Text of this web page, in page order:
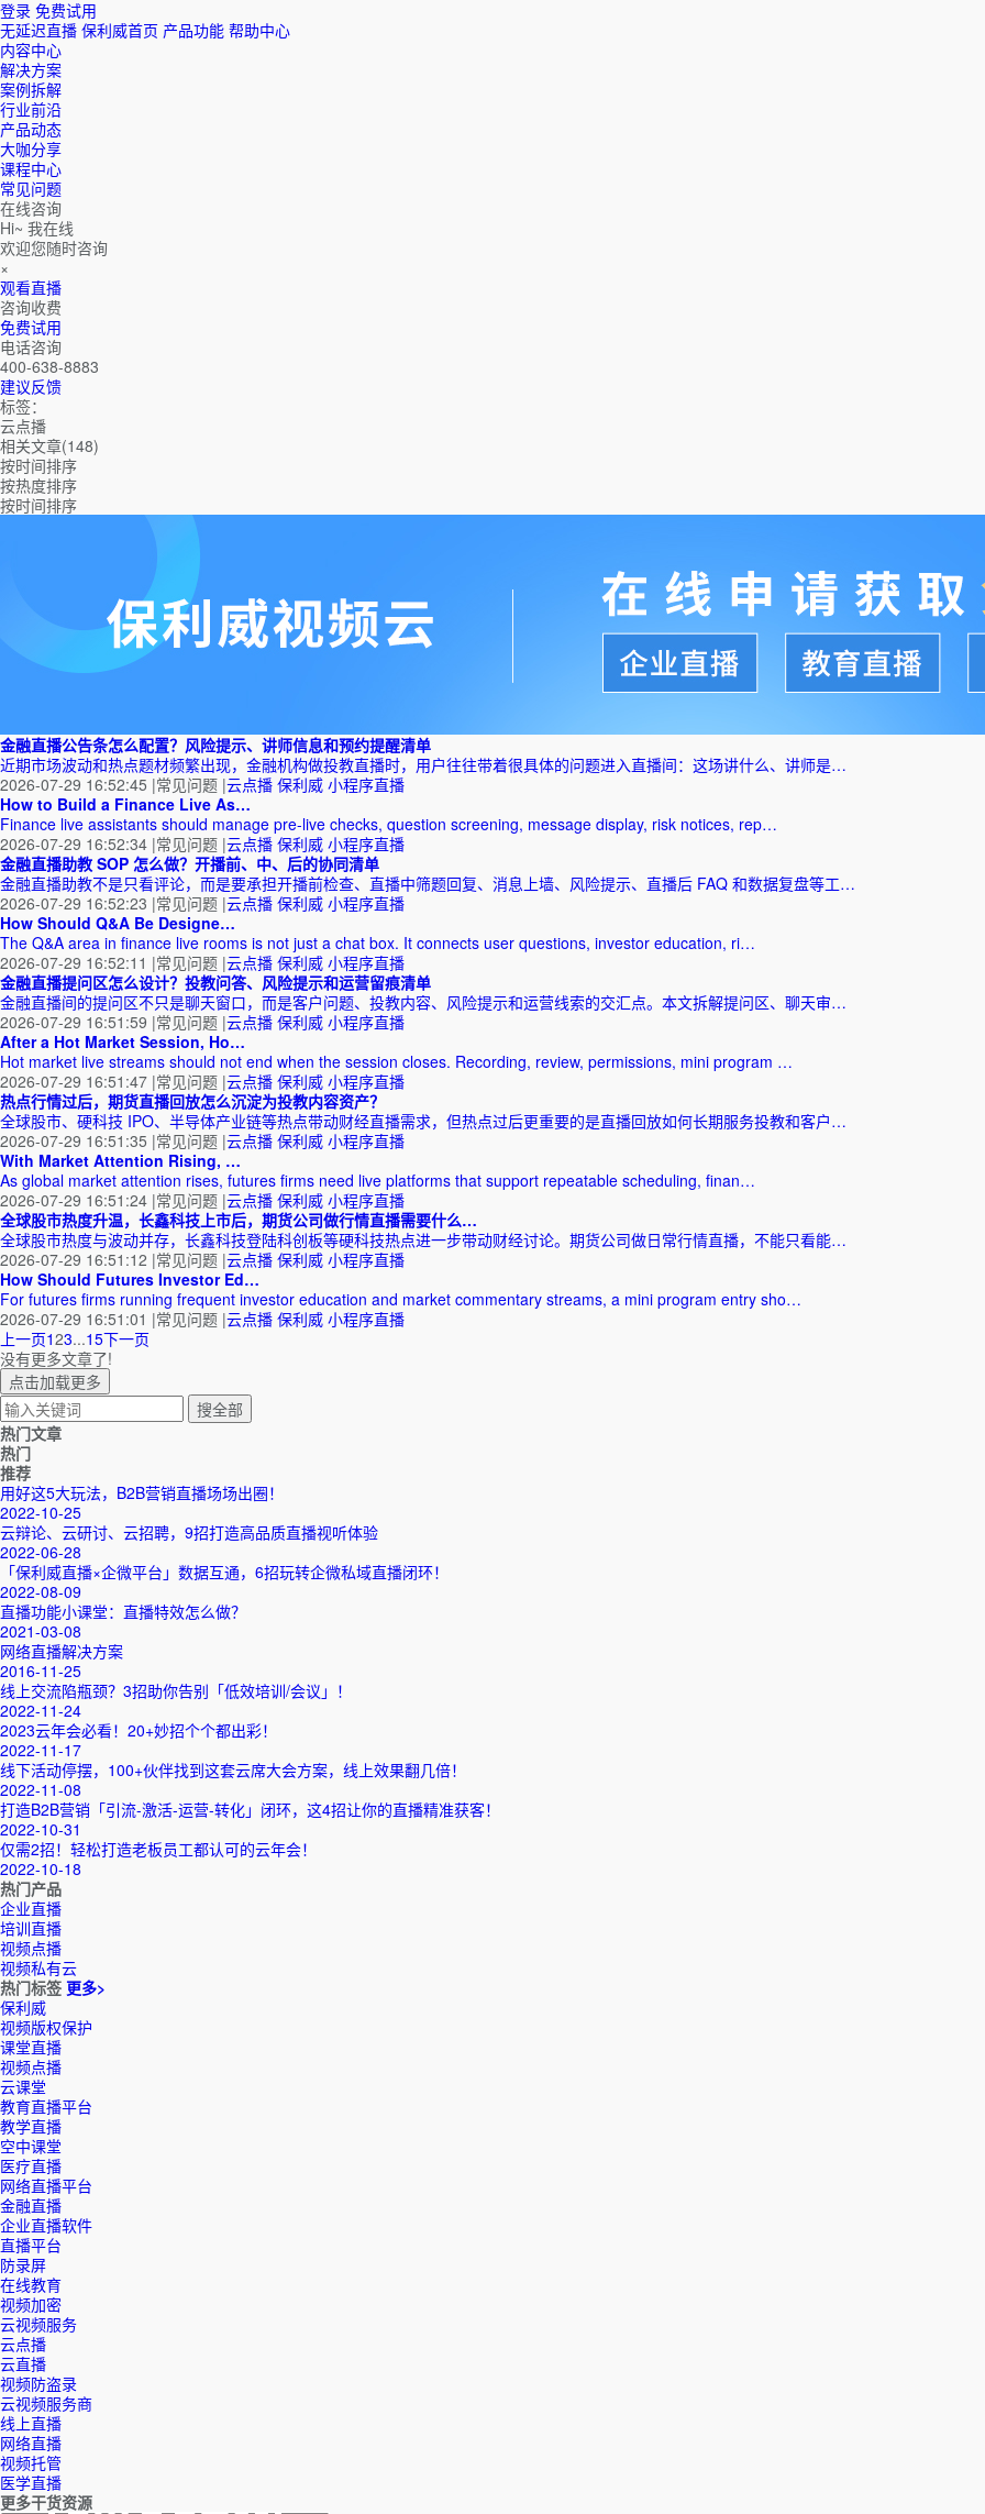
登录 免费试用
无延迟直播 保利威首页 产品功能 帮助中心
内容中心
解决方案
案例拆解
行业前沿
产品动态
大咖分享
课程中心
常见问题
在线咨询
Hi~ 我在线
欢迎您随时咨询
×
观看直播
咨询收费
免费试用
电话咨询
400-638-8883
建议反馈
标签：
云点播
相关文章(148)
按时间排序
按热度排序
按时间排序
金融直播公告条怎么配置？风险提示、讲师信息和预约提醒清单
近期市场波动和热点题材频繁出现，金融机构做投教直播时，用户往往带着很具体的问题进入直播间：这场讲什么、讲师是…
2026-07-29 16:52:45 |常见问题 |云点播 保利威 小程序直播
How to Build a Finance Live As…
Finance live assistants should manage pre-live checks, question screening, message display, risk notices, rep…
2026-07-29 16:52:34 |常见问题 |云点播 保利威 小程序直播
金融直播助教 SOP 怎么做？开播前、中、后的协同清单
金融直播助教不是只看评论，而是要承担开播前检查、直播中筛题回复、消息上墙、风险提示、直播后 FAQ 和数据复盘等工…
2026-07-29 16:52:23 |常见问题 |云点播 保利威 小程序直播
How Should Q&A Be Designe…
The Q&A area in finance live rooms is not just a chat box. It connects user questions, investor education, ri…
2026-07-29 16:52:11 |常见问题 |云点播 保利威 小程序直播
金融直播提问区怎么设计？投教问答、风险提示和运营留痕清单
金融直播间的提问区不只是聊天窗口，而是客户问题、投教内容、风险提示和运营线索的交汇点。本文拆解提问区、聊天审…
2026-07-29 16:51:59 |常见问题 |云点播 保利威 小程序直播
After a Hot Market Session, Ho…
Hot market live streams should not end when the session closes. Recording, review, permissions, mini program …
2026-07-29 16:51:47 |常见问题 |云点播 保利威 小程序直播
热点行情过后，期货直播回放怎么沉淀为投教内容资产？
全球股市、硬科技 IPO、半导体产业链等热点带动财经直播需求，但热点过后更重要的是直播回放如何长期服务投教和客户…
2026-07-29 16:51:35 |常见问题 |云点播 保利威 小程序直播
With Market Attention Rising, …
As global market attention rises, futures firms need live platforms that support repeatable scheduling, finan…
2026-07-29 16:51:24 |常见问题 |云点播 保利威 小程序直播
全球股市热度升温，长鑫科技上市后，期货公司做行情直播需要什么…
全球股市热度与波动并存，长鑫科技登陆科创板等硬科技热点进一步带动财经讨论。期货公司做日常行情直播，不能只看能…
2026-07-29 16:51:12 |常见问题 |云点播 保利威 小程序直播
How Should Futures Investor Ed…
For futures firms running frequent investor education and market commentary streams, a mini program entry sho…
2026-07-29 16:51:01 |常见问题 |云点播 保利威 小程序直播
上一页123...15下一页
没有更多文章了!
点击加载更多
热门文章
热门
推荐
用好这5大玩法，B2B营销直播场场出圈！
2022-10-25
云辩论、云研讨、云招聘，9招打造高品质直播视听体验
2022-06-28
「保利威直播×企微平台」数据互通，6招玩转企微私域直播闭环！
2022-08-09
直播功能小课堂：直播特效怎么做？
2021-03-08
网络直播解决方案
2016-11-25
线上交流陷瓶颈？3招助你告别「低效培训/会议」！
2022-11-24
2023云年会必看！20+妙招个个都出彩！
2022-11-17
线下活动停摆，100+伙伴找到这套云席大会方案，线上效果翻几倍！
2022-11-08
打造B2B营销「引流-激活-运营-转化」闭环，这4招让你的直播精准获客！
2022-10-31
仅需2招！轻松打造老板员工都认可的云年会！
2022-10-18
热门产品
企业直播
培训直播
视频点播
视频私有云
热门标签 更多>
保利威
视频版权保护
课堂直播
视频点播
云课堂
教育直播平台
教学直播
空中课堂
医疗直播
网络直播平台
金融直播
企业直播软件
直播平台
防录屏
在线教育
视频加密
云视频服务
云点播
云直播
视频防盗录
云视频服务商
线上直播
网络直播
视频托管
医学直播
更多干货资源